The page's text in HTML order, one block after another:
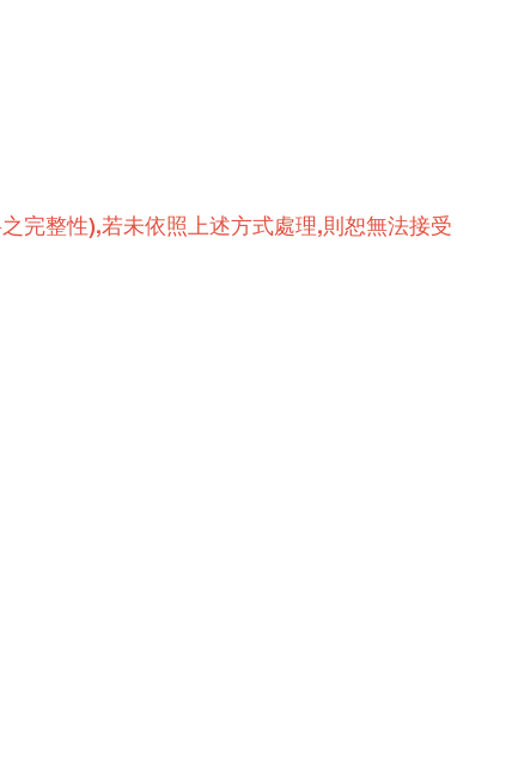
完整性),若未依照上述方式處理,則恕無法接受